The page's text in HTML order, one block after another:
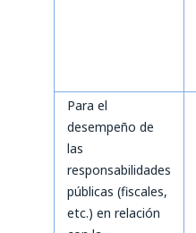
Para el
desempeño de
las
responsabilidades
públicas (fiscales,
etc.) en relación